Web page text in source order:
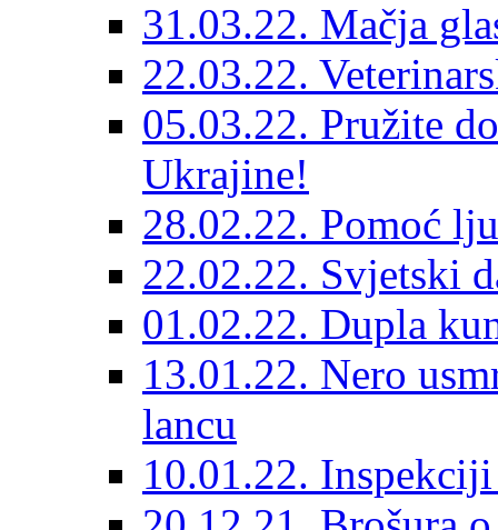
31.03.22. Mačja
22.03.22.
05.03.22. Pružite
Ukrajine!
28.02.22. Pomoć
22.02.22. Svjetski
01.02.22. Dupla
13.01.22. Nero
lancu
10.01.22.